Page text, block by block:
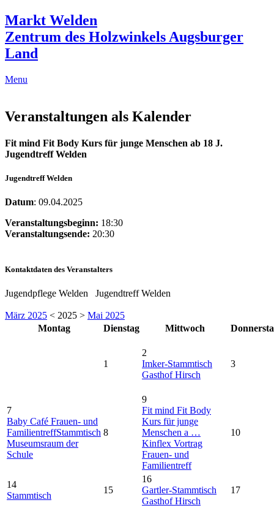
Markt Welden
Zentrum des Holzwinkels Augsburger
Land
Menu
Veranstaltungen als Kalender
Fit mind Fit Body Kurs für junge Menschen ab 18 J.
Jugendtreff Welden
Jugendtreff Welden
Datum: 09.04.2025
Veranstaltungsbeginn: 18:30
Veranstaltungsende: 20:30
Kontaktdaten des Veranstalters
Jugendpflege Welden Jugendtreff Welden
März 2025 < 2025 > Mai 2025
Montag
Dienstag Mittwoch
1
2
Imker-Stammtisch
Gasthof Hirsch
3
7
Baby Café Frauen- und
FamilientreffStammtisch
Museumsraum der
Schule
8
9
Fit mind Fit Body
Kurs für junge
Menschen a …
Kinflex Vortrag
Frauen- und
Familientreff
10
14
Stammtisch
15
16
Gartler-Stammtisch
Gasthof Hirsch
17